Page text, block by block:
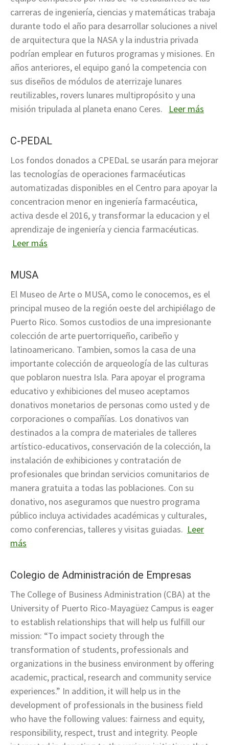
carreras de ingeniería, ciencias y matemáticas trabaja
durante todo el año para desarrollar soluciones a nivel
de arquitectura que la NASA y la industria privada
podrían emplear en futuros programas y misiones. En
años anteriores, el equipo ganó la competencia con
sus diseños de módulos de aterrizaje lunares
reutilizables, rovers lunares multipropósito y una
misión tripulada al planeta enano Ceres.
Leer más
C-PEDAL
Los fondos donados a CPEDaL se usarán para mejorar
las tecnologías de operaciones farmacéuticas
automatizadas disponibles en el Centro para apoyar la
concentracion menor en ingeniería farmacéutica,
activa desde el 2016, y transformar la educacion y el
aprendizaje de ingeniería y ciencia farmacéuticas.
Leer más
MUSA
El Museo de Arte o MUSA, como le conocemos, es el
principal museo de la región oeste del archipiélago de
Puerto Rico. Somos custodios de una impresionante
colección de arte puertorriqueño, caribeño y
latinoamericano. Tambien, somos la casa de una
importante colección de arqueología de las culturas
que poblaron nuestra Isla. Para apoyar el programa
educativo y exhibiciones del museo aceptamos
donativos monetarios de personas como usted y de
corporaciones o compañías. Los donativos van
destinados a la compra de materiales de talleres
artístico-educativos, conservación de la colección, la
instalación de exhibiciones y contratación de
profesionales que brindan servicios comunitarios de
manera gratuita a todas las poblaciones. Con su
donativo, nos aseguramos que nuestro programa
público incluya actividades académicas y culturales,
como conferencias, talleres y visitas guiadas. Leer
más
Colegio de Administración de Empresas
The College of Business Administration (CBA) at the
University of Puerto Rico-Mayagüez Campus is eager
to establish relationships that will help us fulfill our
mission: “To impact society through the
transformation of students, professionals and
organizations in the business environment by offering
academic, practical, research and community service
experiences.” In addition, it will help us in the
development of professionals in the business field
who have the following values: fairness and equity,
responsibility, respect, trust and integrity. People